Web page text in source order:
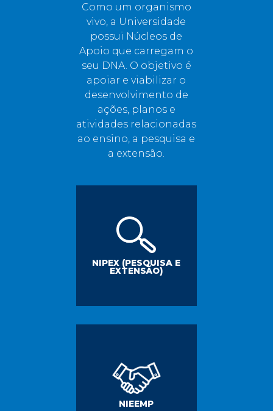
Como um organismo
vivo, a Universidade
possui Núcleos de
Apoio que carregam o
seu DNA. O objetivo é
apoiar e viabilizar o
desenvolvimento de
ações, planos e
atividades relacionadas
ao ensino, a pesquisa e
a extensão.
NIPEX (PESQUISA E
EXTENSÃO)
NIEEMP